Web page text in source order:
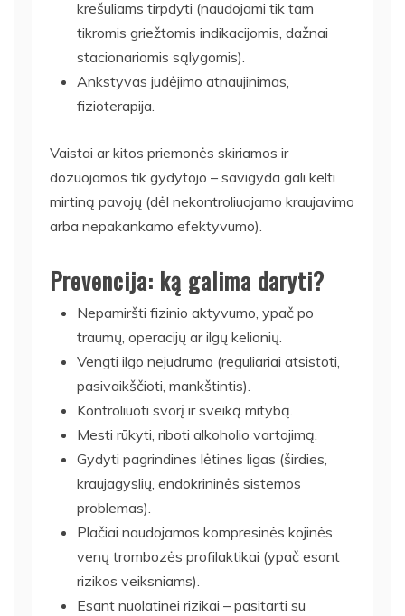
krešuliams tirpdyti (naudojami tik tam
tikromis griežtomis indikacijomis, dažnai
stacionariomis sąlygomis).
Ankstyvas judėjimo atnaujinimas,
fizioterapija.
Vaistai ar kitos priemonės skiriamos ir
dozuojamos tik gydytojo – savigyda gali kelti
mirtiną pavojų (dėl nekontroliuojamo kraujavimo
arba nepakankamo efektyvumo).
Prevencija: ką galima daryti?
Nepamiršti fizinio aktyvumo, ypač po
traumų, operacijų ar ilgų kelionių.
Vengti ilgo nejudrumo (reguliariai atsistoti,
pasivaikščioti, mankštintis).
Kontroliuoti svorį ir sveiką mitybą.
Mesti rūkyti, riboti alkoholio vartojimą.
Gydyti pagrindines lėtines ligas (širdies,
kraujagyslių, endokrininės sistemos
problemas).
Plačiai naudojamos kompresinės kojinės
venų trombozės profilaktikai (ypač esant
rizikos veiksniams).
Esant nuolatinei rizikai – pasitarti su